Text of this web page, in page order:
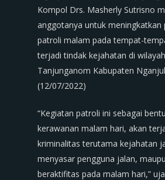
Kompol Drs. Masherly Sutrisno
anggotanya untuk meningkatkan
patroli malam pada tempat-
terjadi tindak kejahatan di
Tanjunganom Kabupaten
(12/07/2022)
“Kegiatan patroli ini sebagai
kerawanan malam hari, akan
kriminalitas terutama kejahatan
menyasar pengguna jalan,
beraktifitas pada malam hari,”